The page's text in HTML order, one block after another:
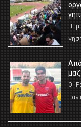
Η
Ο